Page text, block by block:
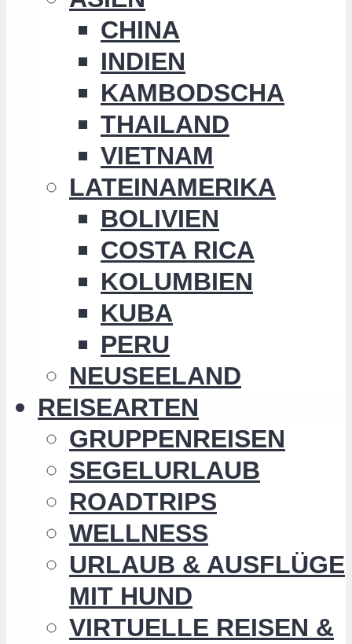
CHINA
INDIEN
KAMBODSCHA
THAILAND
VIETNAM
LATEINAMERIKA
BOLIVIEN
COSTA RICA
KOLUMBIEN
KUBA
PERU
NEUSEELAND
REISEARTEN
GRUPPENREISEN
SEGELURLAUB
ROADTRIPS
WELLNESS
URLAUB & AUSFLÜGE
MIT HUND
VIRTUELLE REISEN &